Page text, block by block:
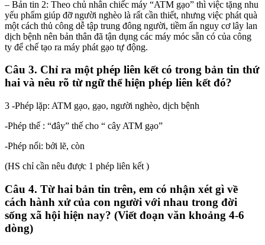
– Bản tin 2: Theo chủ nhân chiếc máy “ATM gạo” thì việc tặng nhu
yếu phẩm giúp đỡ người nghèo là rất cần thiết, nhưng việc phát quà
một cách thủ công dễ tập trung đông người, tiềm ẩn nguy cơ lây lan
dịch bệnh nên bản thân đã tận dụng các máy móc sẵn có của công
ty để chế tạo ra máy phát gạo tự động.
Câu 3. Chỉ ra một phép liên kết có trong bản tin thứ
hai và nêu rõ từ ngữ thể hiện phép liên kết đó?
3 -Phép lặp: ATM gạo, gạo, người nghèo, dịch bệnh
-Phép thế : “đây” thế cho “ cây ATM gạo”
-Phép nối: bởi lẽ, còn
(HS chỉ cần nêu được 1 phép liên kết )
Câu 4. Từ hai bản tin trên, em có nhận xét gì về
cách hành xử của con người với nhau trong đời
sống xã hội hiện nay? (Viết đoạn văn khoảng 4-6
dòng)